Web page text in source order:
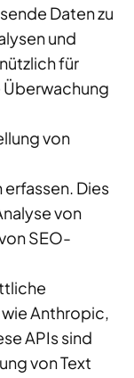
Daten zu
und
für
von
Dies
von
SEO-
Anthropic,
APIs sind
von Text